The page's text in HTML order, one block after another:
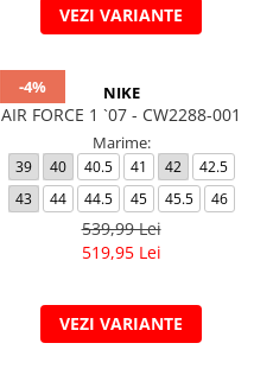
VEZI VARIANTE
-4% NIKE
AIR FORCE 1 `07 - CW2288-001
Marime:
39 40 40.5 41 42
42.5
43
44 44.5 45 45.5 46
539,99 Lei
519,95 Lei
VEZI VARIANTE